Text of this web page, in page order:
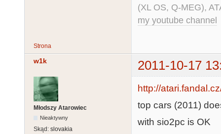
(XL OS, Q-MEG),
my youtube channel
Strona
w1k 2011-10-17
Młodszy Atarowiec
Nieaktywny
Skąd: slovakia
http://
top cars (2011)
with sio2pc is OK